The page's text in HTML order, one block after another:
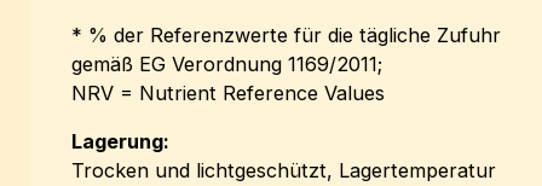
* % der Referenzwerte für die tägliche Zufuhr
gemäß EG Verordnung 1169/2011;
NRV = Nutrient Reference Values
Lagerung:
Trocken und lichtgeschützt, Lagertemperatur